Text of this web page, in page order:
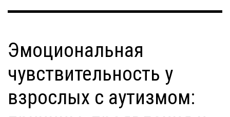
Эмоциональная
чувствительность у
взрослых с аутизмом: